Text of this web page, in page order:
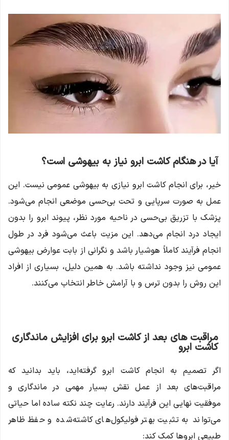
آیا در هنگام کاشت ابرو نیاز به بیهوشی است؟
خیر، برای انجام کاشت ابرو نیازی به بیهوشی عمومی نیست. این
عمل به صورت سرپایی و تحت بی‌حسی موضعی انجام می‌شود.
پزشک با تزریق بی‌حسی در ناحیه مورد نظر، پیوند ابرو را بدون
ایجاد درد انجام می‌دهد. این مزیت باعث می‌شود فرد در طول
انجام فرآیند کاملاً هوشیار باشد و نگرانی از بابت عوارض بیهوشی
عمومی نیز وجود نداشته باشد. به همین دلیل، بسیاری از افراد
این روش را بدون ترس و با آرامش خاطر انتخاب می‌کنند.
مراقبت های بعد از کاشت ابرو برای افزایش ماندگاری
کاشت ابرو
اگر تصمیم به انجام کاشت ابرو گرفته‌اید، باید بدانید که
مراقبت‌های بعد از عمل نقش بسیار مهمی در ماندگاری و
موفقیت نهایی این فرآیند دارند. رعایت چند نکته ساده اما حیاتی
می‌تواند به تثبیت بهتر فولیکول‌های کاشته‌شده و حفظ ظاهر
طبیعی ابروها کمک کند: